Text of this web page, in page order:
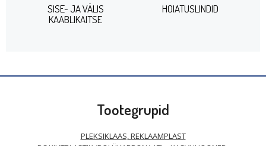
SISE- JA VÄLIS
KAABLIKAITSE
HOIATUSLINDID
Tootegrupid
PLEKSIKLAAS, REKLAAMPLAST